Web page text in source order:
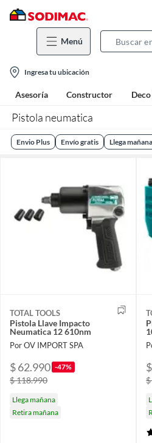
Menú
location-
icon
Ingresa tu ubicación
Asesoría Constructor
Pistola neumatica
Envio Plus Envío gratis Llega mañana
TOTAL TOOLS
Pistola Llave Impacto
Neumatica 12 610nm
Por OV IMPORT SPA
$ 62.990 -47%
$ 118.990
Llega mañana
Retira mañana